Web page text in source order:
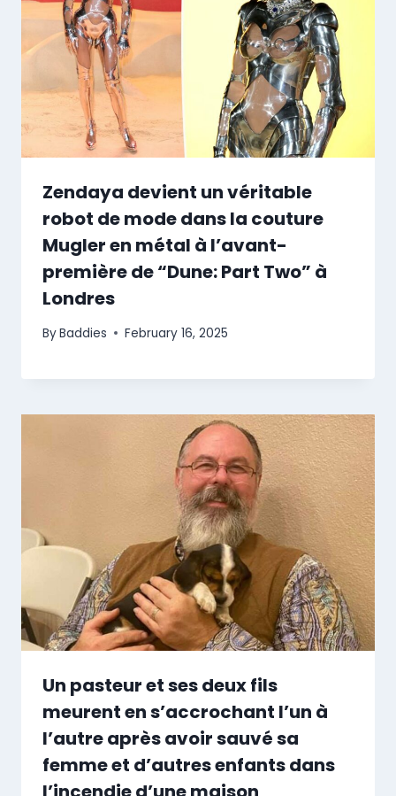
Zendaya devient un véritable
robot de mode dans la couture
Mugler en métal à l’avant-
première de “Dune: Part Two” à
Londres
ByBaddies February 16, 2025
Un pasteur et ses deux fils
meurent en s’accrochant l’un à
l’autre après avoir sauvé sa
femme et d’autres enfants dans